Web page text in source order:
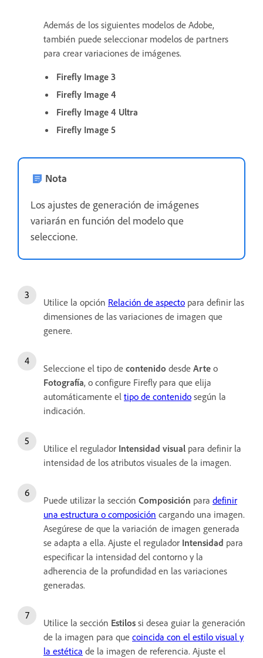
Además de los siguientes modelos de Adobe,
también puede seleccionar modelos de partners
para crear variaciones de imágenes.
Firefly Image 3
Firefly Image 4
Firefly Image 4 Ultra
Firefly Image 5
Nota
Los ajustes de generación de imágenes
variarán en función del modelo que
seleccione.
Utilice la opción Relación de aspecto para definir las
dimensiones de las variaciones de imagen que
genere.
Seleccione el tipo de contenido desde Arte o
Fotografía, o configure Firefly para que elija
automáticamente el tipo de contenido según la
indicación.
Utilice el regulador Intensidad visual para definir la
intensidad de los atributos visuales de la imagen.
Puede utilizar la sección Composición para definir
una estructura o composición cargando una imagen.
Asegúrese de que la variación de imagen generada
se adapta a ella. Ajuste el regulador Intensidad para
especificar la intensidad del contorno y la
adherencia de la profundidad en las variaciones
generadas.
Utilice la sección Estilos si desea guiar la generación
de la imagen para que coincida con el estilo visual y
la estética de la imagen de referencia. Ajuste el